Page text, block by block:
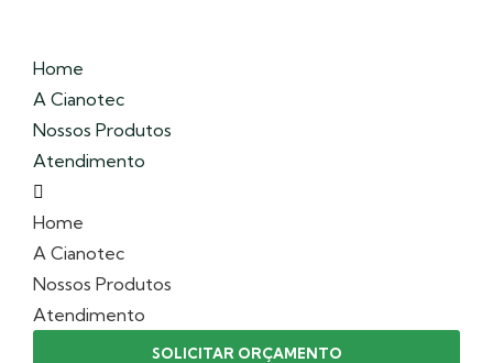
Home
A Cianotec
Nossos Produtos
Atendimento
Home
A Cianotec
Nossos Produtos
Atendimento
SOLICITAR ORÇAMENTO